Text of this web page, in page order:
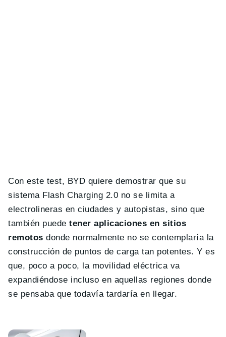
Con este test, BYD quiere demostrar que su
sistema Flash Charging 2.0 no se limita a
electrolineras en ciudades y autopistas, sino que
también puedetener aplicaciones en sitios
remotosdonde normalmente no se contemplaría la
construcción de puntos de carga tan potentes. Y es
que, poco a poco, la movilidad eléctrica va
expandiéndose incluso en aquellas regiones donde
se pensaba que todavía tardaría en llegar.